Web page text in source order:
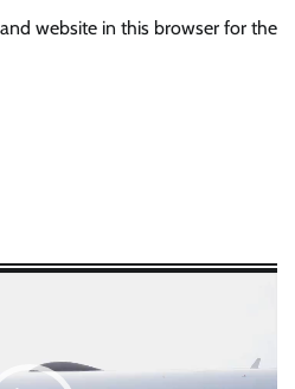
website in this browser for the